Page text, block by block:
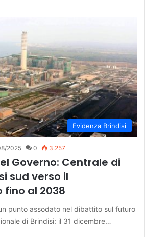
Evidenza Brindisi
2025 0 3.257
Governo: Centrale di
sud verso il
al 2038
punto assodato nel dibattito sul futuro
di Brindisi: il 31 dicembre…